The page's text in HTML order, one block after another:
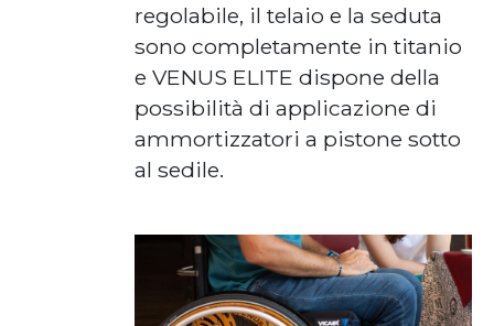
regolabile, il telaio e la seduta
sono completamente in titanio
e VENUS ELITE dispone della
possibilità di applicazione di
ammortizzatori a pistone sotto
al sedile.